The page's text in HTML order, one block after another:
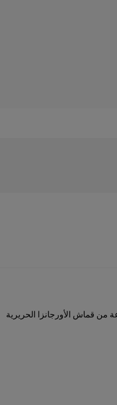
قماش الأورجانزا الحريرية